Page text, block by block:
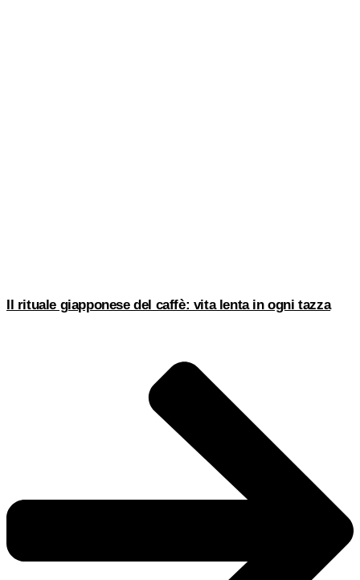
Il rituale giapponese del caffè: vita lenta in ogni tazza